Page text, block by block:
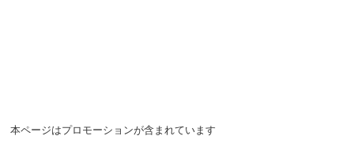
本ページはプロモーションが含まれています